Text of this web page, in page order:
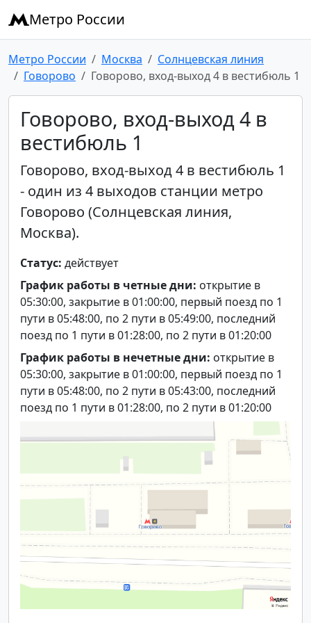
Метро России
Метро России Москва
Солнцевская линия
Говорово
Говорово, вход-выход 4 в вестибюль 1
Говорово, вход-выход 4 в
вестибюль 1
Говорово, вход-выход 4 в вестибюль 1
- один из 4 выходов станции метро
Говорово (Солнцевская линия,
Москва).
Статус: действует
График работы в четные дни: открытие в
05:30:00, закрытие в 01:00:00, первый поезд по 1
пути в 05:48:00, по 2 пути в 05:49:00, последний
поезд по 1 пути в 01:28:00, по 2 пути в 01:20:00
График работы в нечетные дни: открытие в
05:30:00, закрытие в 01:00:00, первый поезд по 1
пути в 05:48:00, по 2 пути в 05:43:00, последний
поезд по 1 пути в 01:28:00, по 2 пути в 01:20:00